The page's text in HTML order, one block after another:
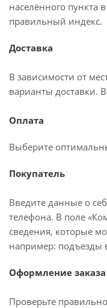
населённого пункта
правильный индекс.
Доставка
В зависимости от
варианты доставки.
Оплата
Выберите
Покупатель
Введите данные о
телефона. В поле
сведения, которые
например: подъезды
Оформление заказа
Проверьте